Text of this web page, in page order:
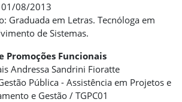
01/08/2013
Graduada em Letras. Tecnóloga em
de Sistemas.
Promoções Funcionais
Andressa Sandrini Fioratte
Pública - Assistência em Projetos e
e Gestão / TGPC01